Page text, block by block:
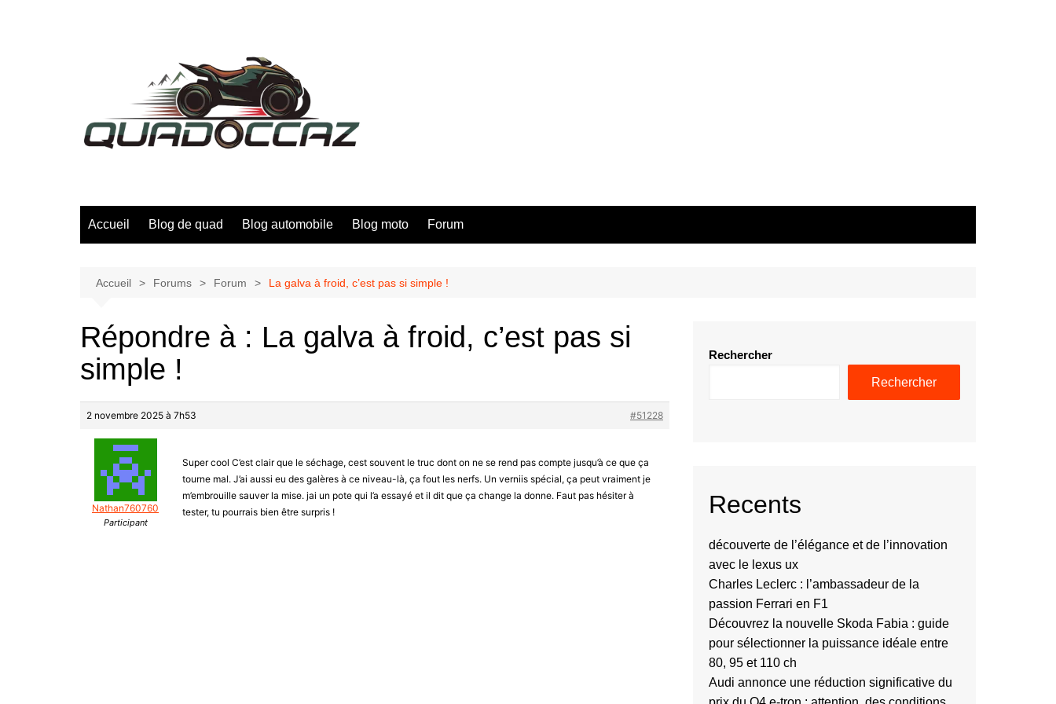
Accueil Blog de quad Blog automobile Blog moto Forum
Accueil Forums Forum La galva à froid, c’est pas si simple !
Répondre à : La galva à froid, c’est pas si
simple !
2 novembre 2025 à 7h53 #51228
Nathan760760
Participant
Super cool C’est clair que le séchage, cest souvent le truc dont on ne se rend pas compte jusqu’à ce que ça
tourne mal. J’ai aussi eu des galères à ce niveau-là, ça fout les nerfs. Un verniis spécial, ça peut vraiment je
m’embrouille sauver la mise. jai un pote qui l’a essayé et il dit que ça change la donne. Faut pas hésiter à
tester, tu pourrais bien être surpris !
Rechercher
Rechercher
Recents
découverte de l’élégance et de l’innovation
avec le lexus ux
Charles Leclerc : l’ambassadeur de la
passion Ferrari en F1
Découvrez la nouvelle Skoda Fabia : guide
pour sélectionner la puissance idéale entre
80, 95 et 110 ch
Audi annonce une réduction significative du